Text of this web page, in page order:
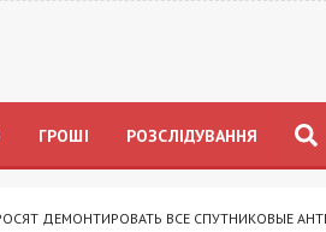
ГРОШІ РОЗСЛІДУВАННЯ
ДЕМОНТИРОВАТЬ ВСЕ СПУТНИКОВЫЕ